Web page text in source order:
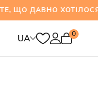
ХОТІЛОСЯ
UA 0